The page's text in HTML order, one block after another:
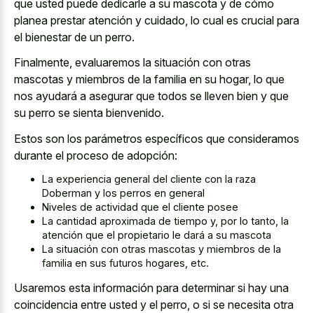
que usted puede dedicarle a su mascota y de cómo
planea prestar atención y cuidado, lo cual es crucial para
el bienestar de un perro.
Finalmente, evaluaremos la situación con otras
mascotas y miembros de la familia en su hogar, lo que
nos ayudará a asegurar que todos se lleven bien y que
su perro se sienta bienvenido.
Estos son los parámetros específicos que consideramos
durante el proceso de adopción:
La experiencia general del cliente con la raza
Doberman y los perros en general
Niveles de actividad que el cliente posee
La cantidad aproximada de tiempo y, por lo tanto, la
atención que el propietario le dará a su mascota
La situación con otras mascotas y miembros de la
familia en sus futuros hogares, etc.
Usaremos esta información para determinar si hay una
coincidencia entre usted y el perro, o si se necesita otra